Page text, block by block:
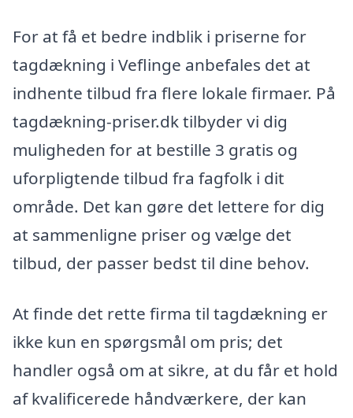
For at få et bedre indblik i priserne for
tagdækning i Veflinge anbefales det at
indhente tilbud fra flere lokale firmaer. På
tagdækning-priser.dk tilbyder vi dig
muligheden for at bestille 3 gratis og
uforpligtende tilbud fra fagfolk i dit
område. Det kan gøre det lettere for dig
at sammenligne priser og vælge det
tilbud, der passer bedst til dine behov.
At finde det rette firma til tagdækning er
ikke kun en spørgsmål om pris; det
handler også om at sikre, at du får et hold
af kvalificerede håndværkere, der kan